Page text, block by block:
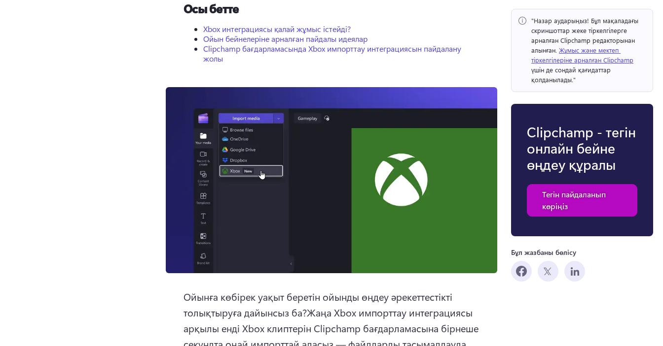
Осы бетте
Xbox интеграциясы қалай жұмыс істейді?
Ойын бейнелеріне арналған пайдалы идеялар
Clipchamp бағдарламасында Xbox импорттау интеграциясын пайдалану
жолы
Ойынға көбірек уақыт беретін ойынды өңдеу әрекеттестікті
толықтыруға дайынсыз ба?Жаңа Xbox импорттау интеграциясы
арқылы енді Xbox клиптерін Clipchamp бағдарламасына бірнеше
"Назар аударыңыз! Бұл мақаладағы
скриншоттар жеке тіркелгілерге
арналған Clipchamp редакторынан
алынған. Жұмыс және мектеп
тіркелгілеріне арналған Clipchamp
үшін де сондай қағидаттар
қолданылады."
Clipchamp - тегін
онлайн бейне
өңдеу құралы
Тегін пайдаланып
көріңіз
Бұл жазбаны бөлісу